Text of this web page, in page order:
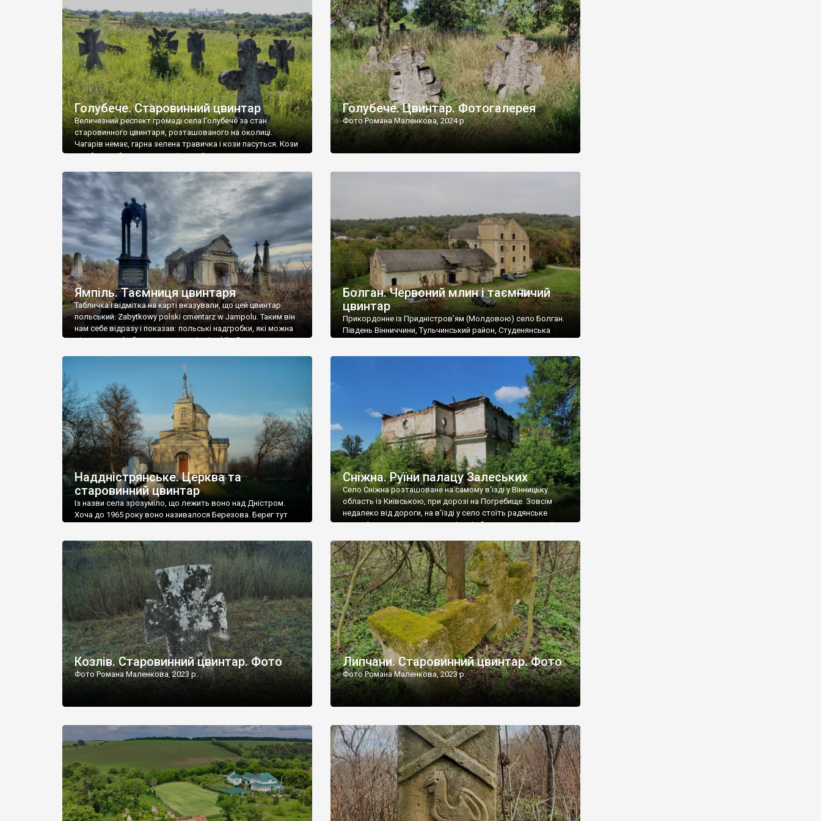
[…]
Голубече. Старовинний цвинтар
Величезний респект громаді села Голубече за стан
старовинного цвинтаря, розташованого на околиці.
Чагарів немає, гарна зелена травичка і кози пасуться. Кози
– найкращий регулятор шкідливої, для старих кладовищ,
бруньками, кози ті бруньки обгризають, бо то улюблений
делікатес. На цвинтарі у Голубечому ціла колекція
різноманітних форм хрестів. Село відносно невелике, […]
Голубече. Цвинтар. Фотогалерея
Фото Романа Маленкова, 2024 р.
Ямпіль. Таємниця цвинтаря
Табличка і відмітка на карті вказували, що цей цвинтар
польський. Zabytkowy polski cmentarz w Jampolu. Таким він
нам себе відразу і показав: польські надгробки, які можна
віднести до фабричних, польські епітафії… Загалом цвинтар
виявилося більше семи гектарів. Перше враження про
абсолютну звичайність польського цвинтаря виявилося
оманливим – […]
Болган. Червоний млин і таємничий
цвинтар
Прикордонне із Придністров’ям (Молдовою) село Болган.
Південь Вінниччини, Тульчинський район, Студенянська
старовинний цвинтар із кам’яними хрестами. Всі епітафії, які
збереглися, написані кирилицею, церковнослов’янською
мовою. За всіма традиційними ознаками – цвинтар
український. Хрести датуються 19 століттям. У 1924-1940
роках Болган […]
Наддністрянське. Церква та
старовинний цвинтар
Із назви села зрозуміло, що лежить воно над Дністром.
Хоча до 1965 року воно називалося Березова. Берег тут
Наддністрянське відрізняється від більшості навколишніх
сіл. У селі є мурована Михайлівська церква. Точної дати […]
Сніжна. Руїни палацу Залеських
Село Сніжна розташоване на самому в’їзді у Вінницьку
область із Київською, при дорозі на Погребище. Зовсім
недалеко від дороги, на в’їзді у село стоїть радянське
рельєфне пано, яке показує жінку і яблуню, а трохи далі,
дороги їх не видно, але видно дві стареньких колії у траві –
[…]
Козлів. Старовинний цвинтар. Фото
Фото Романа Маленкова, 2023 р.
Липчани. Старовинний цвинтар. Фото
Фото Романа Маленкова, 2023 р.